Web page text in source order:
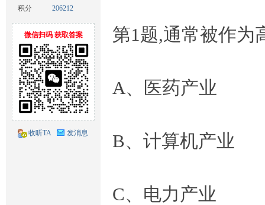
题
积分 206212
微信扫码 获取答案
收听TA 发消息
第1题,通常被作为
A、医药产业
B、计算机产业
C、电力产业